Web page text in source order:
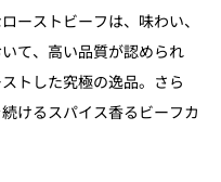
ーストビーフは、味わい、
て、高い品質が認められ
トした究極の逸品。さら
けるスパイス香るビーフカ